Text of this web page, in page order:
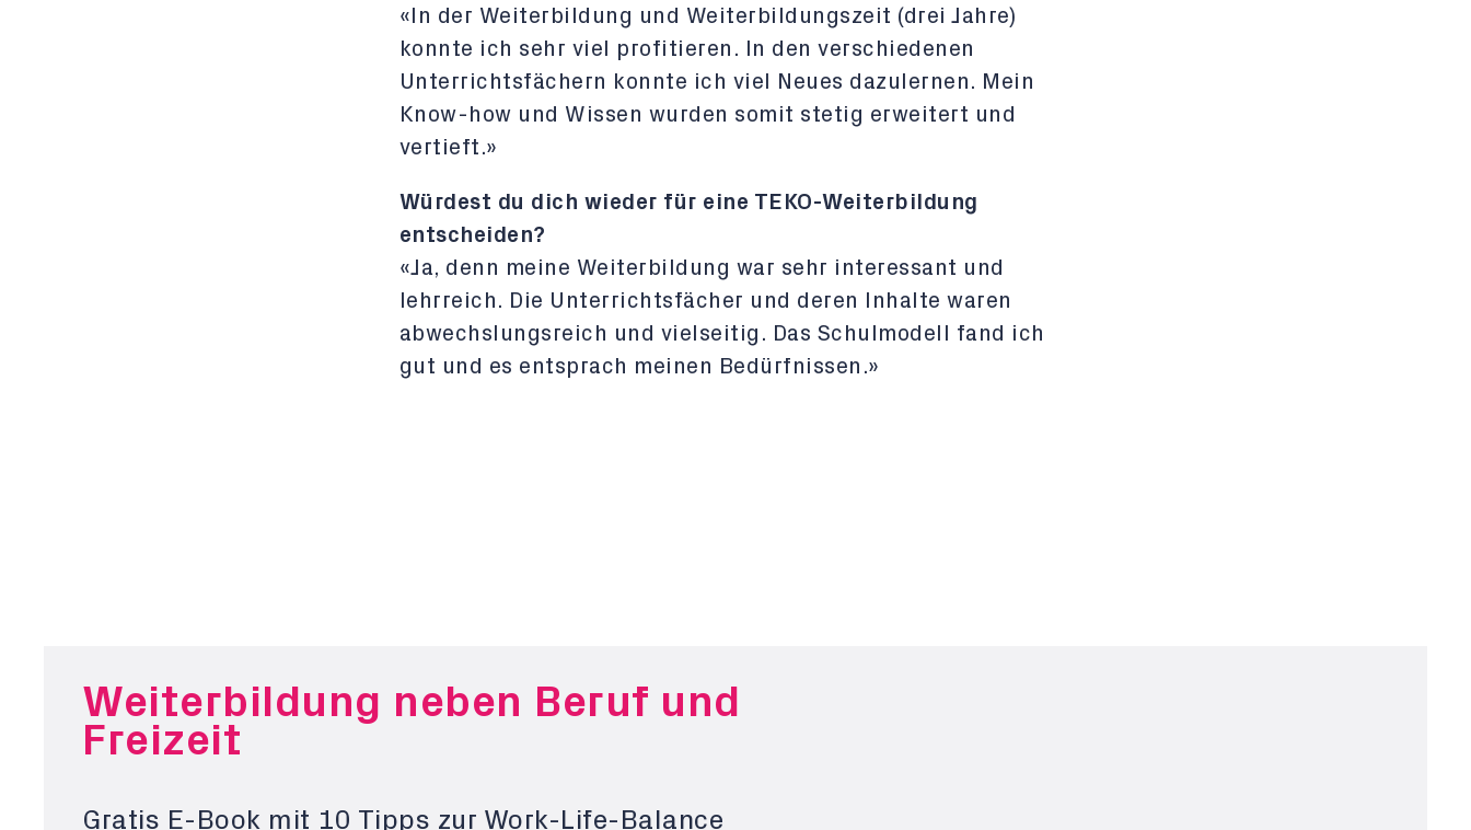
«In der Weiterbildung und Weiterbildungszeit (drei Jahre)
konnte ich sehr viel profitieren. In den verschiedenen
Unterrichtsfächern konnte ich viel Neues dazulernen. Mein
Know-how und Wissen wurden somit stetig erweitert und
vertieft.»
Würdest du dich wieder für eine TEKO-Weiterbildung
entscheiden?
«Ja, denn meine Weiterbildung war sehr interessant und
lehrreich. Die Unterrichtsfächer und deren Inhalte waren
abwechslungsreich und vielseitig. Das Schulmodell fand ich
gut und es entsprach meinen Bedürfnissen.»
Weiterbildung neben Beruf und
Freizeit
Gratis E-Book mit 10 Tipps zur Work-Life-Balance